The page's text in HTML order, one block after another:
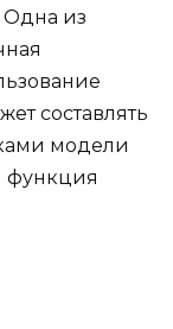
Одна из
составлять
модели
функция